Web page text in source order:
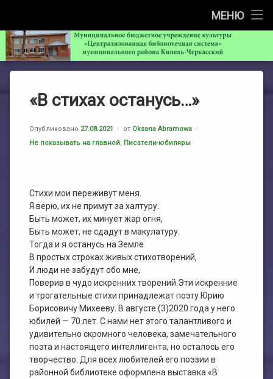
МЕНЮ
О НАС
О НАС
Общая информация
История библиотеки
Режим работы
Учредительные документы
Информация о деятельности библиотеки
Проекты
ЧИТАТЕЛЯМ
ЧИТАТЕЛЯМ
Как добраться
Писатели-юбиляры
Мероприятия (конкурсы, акции, викторины и т.д.)
Услуги МБА
Доступная среда
РЕСУРСЫ И УСЛУГИ
РЕСУРСЫ И УСЛУГИ
НЭБ
НОВОСТИ
ПЛАН МЕРОПРИЯТИЙ
ПЛАН МЕРОПРИЯТИЙ
План работы ЦРБ
План работы ЦДБ
План работы филиала №1
План работы филиала №2
АФИША
НЕЗАВИСИМАЯ ОЦЕНКА КАЧЕСТВА ОКАЗАНИЯ УСЛУГ
ЭЛЕКТРОННЫЙ КАТАЛОГ
Перейти
содержимому
МБУ
«В стихах останусь…»
Опубликовано 27.08.2021 от Oksana Abramowa
Рубрики:
Не показывать на главной, Писатели-юбиляры
Стихи мои переживут меня.
Я верю, их не примут за халтуру.
Быть может, их минует жар огня,
Быть может, не сдадут в макулатуру.
Тогда и я останусь на Земле
В простых строках живых стихотворений,
И люди не забудут обо мне,
Поверив в чудо искренних творений.Эти искренние
и трогательные стихи принадлежат поэту Юрию
Борисовичу Михееву. В августе (3)2020 года у него
юбилей — 70 лет. С нами нет этого талантливого и
удивительно скромного человека, замечательного
поэта и настоящего интеллигента, но осталось его
творчество. Для всех любителей его поэзии в
районной библиотеке оформлена выставка «В